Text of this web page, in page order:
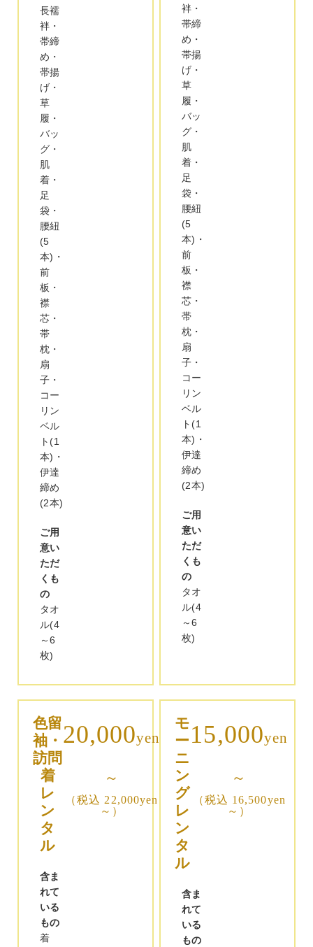
長襦
袢・
帯締
め・
帯揚
げ・
草
履・
バッ
グ・
肌
着・
足
袋・
腰紐
(5
本)・
前
板・
襟
芯・
帯
枕・
扇
子・
コー
リン
ベル
ト(1
本)・
伊達
締め
(2本)
ご用
意い
ただ
くも
の
タオ
ル(4
～6
枚)
袢・
帯締
め・
帯揚
げ・
草
履・
バッ
グ・
肌
着・
足
袋・
腰紐
(5
本)・
前
板・
襟
芯・
帯
枕・
扇
子・
コー
リン
ベル
ト(1
本)・
伊達
締め
(2本)
ご用
意い
ただ
くも
の
タオ
ル(4
～6
枚)
色留
袖・
訪問
着
レ
ン
タ
ル
20,000yen
～
（税込 22,000yen
～）
含ま
れて
いる
もの
着
モ
ー
ニ
ン
グ
レ
ン
タ
ル
15,000yen
～
（税込 16,500yen
～）
含ま
れて
いる
もの